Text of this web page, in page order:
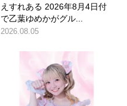
えすれある 2026年8月4日付
で乙葉ゆめかがグル...
2026.08.05